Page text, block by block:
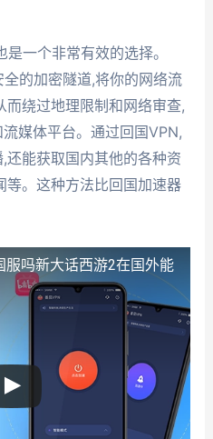
一个非常有效的选择。
的加密隧道,将你的网络流
而绕过地理限制和网络审查,
媒体平台。通过回国VPN,
能获取国内其他的各种资
等。这种方法比回国加速器
服吗新大话西游2在国外能